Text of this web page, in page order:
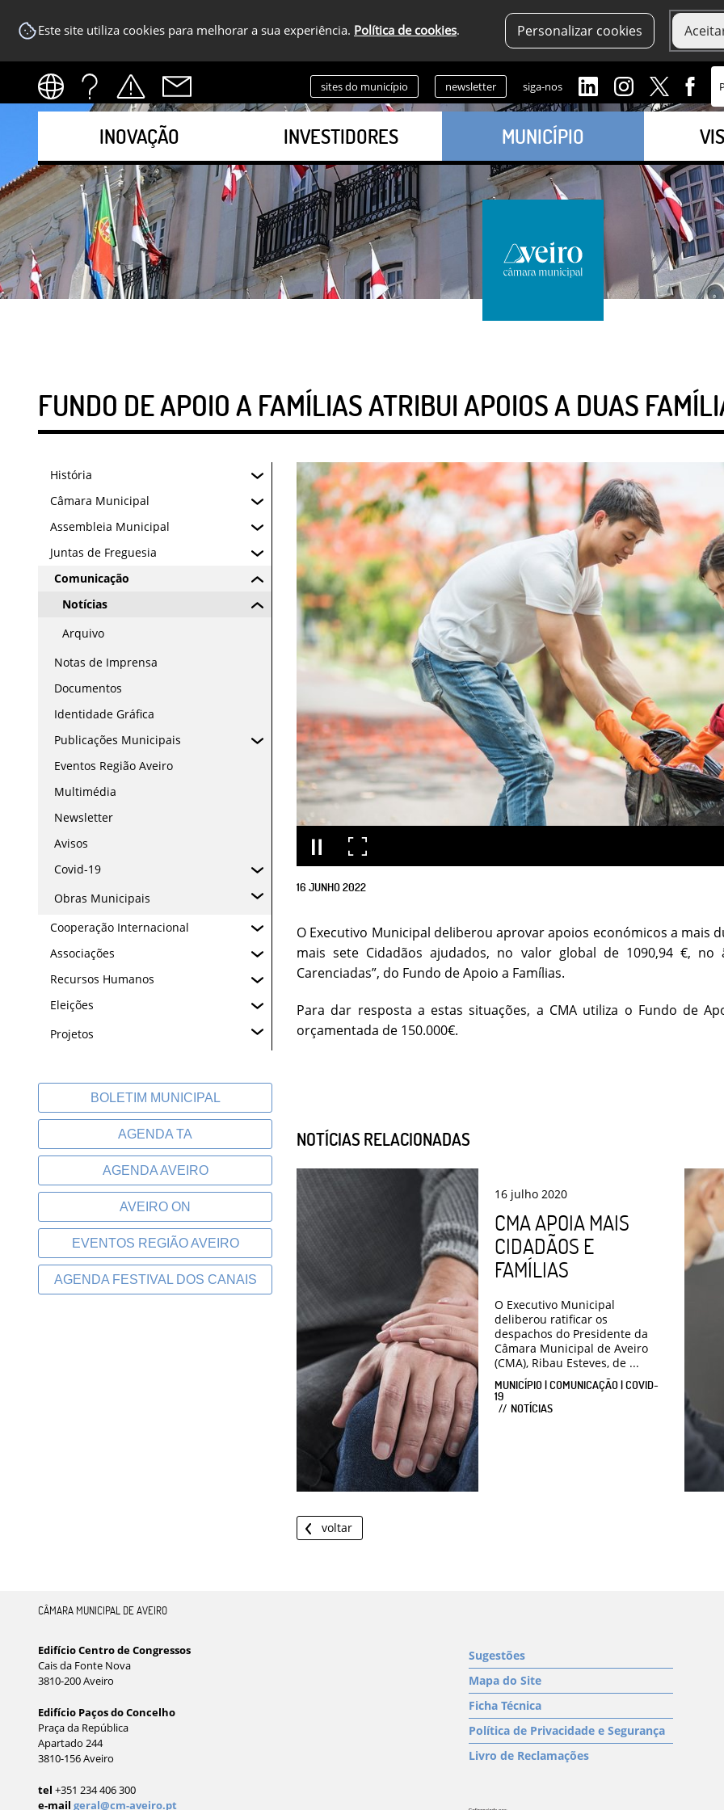
Este site utiliza cookies para melhorar a sua experiência. Política de cookies. Personalizar cookies
sites do município newsletter siga-nos
INOVAÇÃO INVESTIDORES MUNICÍPIO
FUNDO DE APOIO A FAMÍLIAS ATRIBUI APOIOS A DUAS
História
Câmara Municipal
Assembleia Municipal
Juntas de Freguesia
Comunicação
Notícias
Arquivo
Notas de Imprensa
Documentos
Identidade Gráfica
Publicações Municipais
Eventos Região Aveiro
Multimédia
Newsletter
Avisos
Covid-19
Obras Municipais
Cooperação Internacional
Associações
Recursos Humanos
Eleições
Projetos
BOLETIM MUNICIPAL
AGENDA TA
AGENDA AVEIRO
AVEIRO ON
EVENTOS REGIÃO AVEIRO
AGENDA FESTIVAL DOS CANAIS
16 JUNHO2022
O Executivo Municipal deliberou aprovar apoios económicos a mais
mais sete Cidadãos ajudados, no valor global de 1090,94 €, no
Carenciadas”, do Fundo de Apoio a Famílias.
Para dar resposta a estas situações, a CMA utiliza o Fundo de
orçamentada de 150.000€.
NOTÍCIAS RELACIONADAS
16 julho 2020
CMA APOIA MAIS
CIDADÃOS E
FAMÍLIAS
O Executivo Municipal
deliberou ratificar os
despachos do Presidente da
Câmara Municipal de Aveiro
(CMA), Ribau Esteves, de ...
MUNICÍPIO | COMUNICAÇÃO | COVID-
19
NOTÍCIAS
voltar
CÂMARA MUNICIPAL DE AVEIRO
Edifício Centro de Congressos
Cais da Fonte Nova
3810-200 Aveiro
Edifício Paços do Concelho
Praça da República
Apartado 244
3810-156 Aveiro
tel +351 234 406 300
e-mail geral@cm-aveiro.pt
Sugestões
Mapa do Site
Ficha Técnica
Política de Privacidade e Segurança
Livro de Reclamações